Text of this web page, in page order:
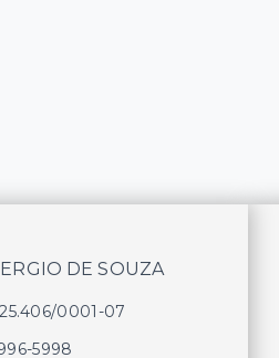
DE SOUZA
0001-07
5998